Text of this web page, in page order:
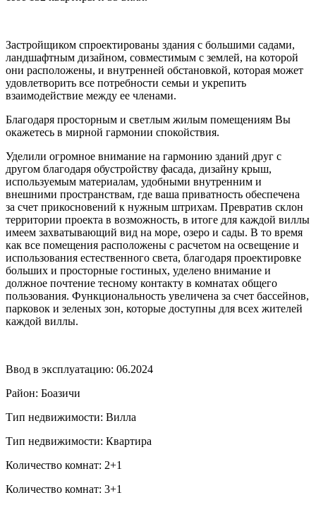
Застройщиком спроектированы здания с большими садами,
ландшафтным дизайном, совместимым с землей, на которой
они расположены, и внутренней обстановкой, которая может
удовлетворить все потребности семьи и укрепить
взаимодействие между ее членами.
Благодаря просторным и светлым жилым помещениям Вы
окажетесь в мирной гармонии спокойствия.
Уделили огромное внимание на гармонию зданий друг с
другом благодаря обустройству фасада, дизайну крыш,
используемым материалам, удобными внутренним и
внешними пространствам, где ваша приватность обеспечена
за счет прикосновений к нужным штрихам. Превратив склон
территории проекта в возможность, в итоге для каждой виллы
имеем захватывающий вид на море, озеро и сады. В то время
как все помещения расположены с расчетом на освещение и
использования естественного света, благодаря проектировке
больших и просторные гостиных, уделено внимание и
должное почтение тесному контакту в комнатах общего
пользования. Функциональность увеличена за счет бассейнов,
парковок и зеленых зон, которые доступны для всех жителей
каждой виллы.
Ввод в эксплуатацию: 06.2024
Район: Боазичи
Тип недвижимости: Вилла
Тип недвижимости: Квартира
Количество комнат: 2+1
Количество комнат: 3+1